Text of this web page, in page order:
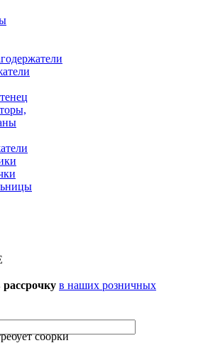
рассрочку в наших розничных
сборки